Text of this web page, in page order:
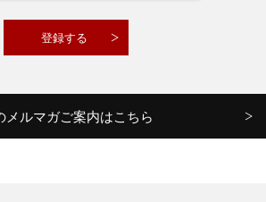
メルマガご案内はこちら